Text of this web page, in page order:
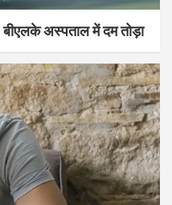
बीएलके अस्पताल में दम तोड़ा